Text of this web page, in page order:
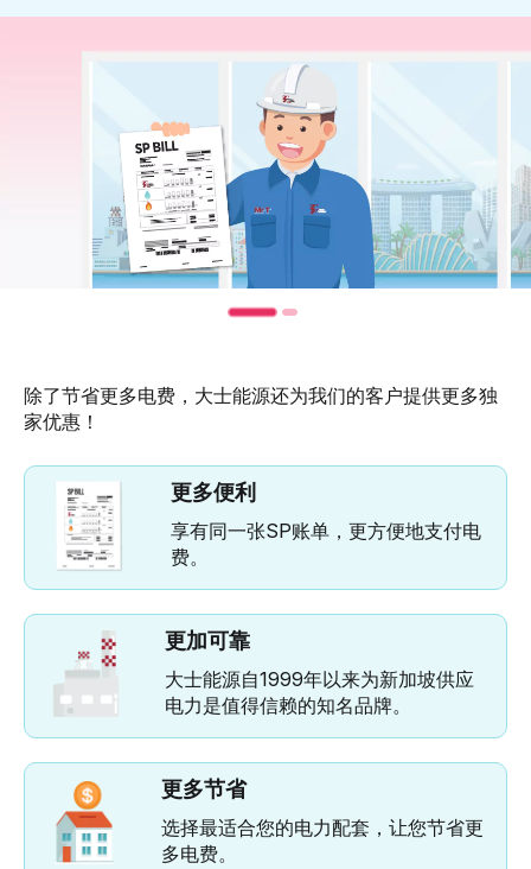
除了节省更多电费，大士能源还为我们的客户提供更多独
家优惠！
更多便利
享有同一张SP账单，更方便地支付电
费。
更加可靠
大士能源自1999年以来为新加坡供应
电力是值得信赖的知名品牌。
更多节省
选择最适合您的电力配套，让您节省更
多电费。